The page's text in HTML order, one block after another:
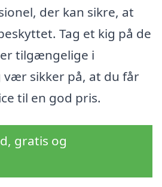
der kan sikre, at
Tag et kig på de
tilgængelige i
sikker på, at du får
til en god pris.
gratis og